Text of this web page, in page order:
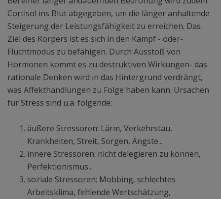
Cortisol ins Blut abgegeben, um die länger anhaltende
Steigerung der Leistungsfähigkeit zu erreichen. Das
Ziel des Körpers ist es sich in den Kampf - oder-
Fluchtmodus zu befähigen. Durch Ausstoß von
Hormonen kommt es zu destruktiven Wirkungen- das
rationale Denken wird in das Hintergrund verdrängt,
was Affekthandlungen zu Folge haben kann. Ursachen
für Stress sind u.a. folgende:
äußere Stressoren: Lärm, Verkehrstau,
Krankheiten, Streit, Sorgen, Ängste...
innere Stressoren: nicht delegieren zu können,
Perfektionismus...
soziale Stressoren: Mobbing, schlechtes
Arbeitsklima, fehlende Wertschätzung,